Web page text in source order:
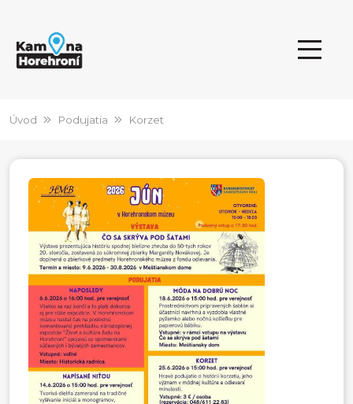
Úvod Podujatia Korzet